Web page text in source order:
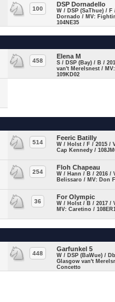
100
DSP Dornadello
W / DSP (SaThue) / F
Dornado / MV:
104NE35
458
Elena M
S / DSP (Bay) / B /
van't Merelsnest /
109KD02
514
Feeric Batilly
W / Holst / F / 2015 /
Cap Kennedy /
254
Floh Chapeau
W / Hann / B / 2016 /
Belissaro / MV: Don
36
For Olympic
W / Holst / B / 2017 /
MV: Caretino /
448
Garfunkel 5
W / DSP (BaWue) /
Glasgow van't
Concetto